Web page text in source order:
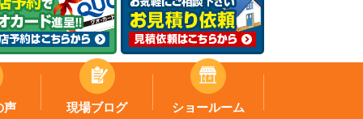
声 現場ブログ ショールーム